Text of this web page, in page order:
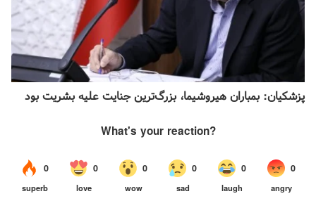
پزشکیان: بمباران هیروشیما، بزرگ‌ترین جنایت علیه بشریت بود